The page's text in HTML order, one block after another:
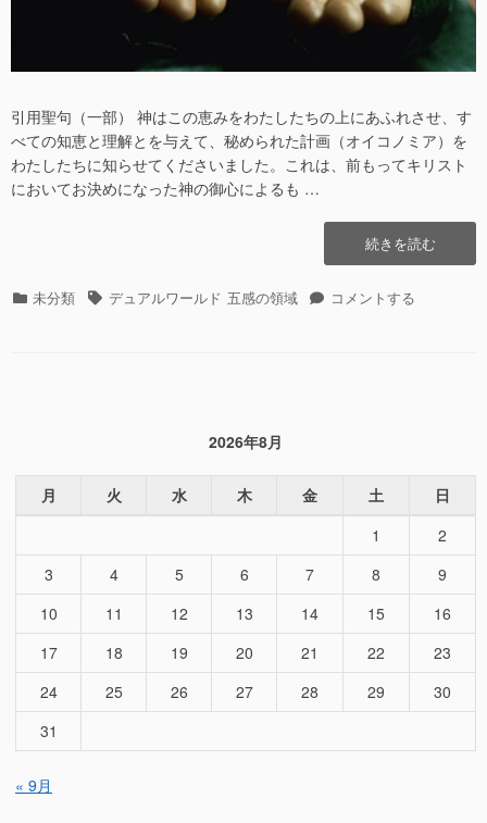
引用聖句（一部） 神はこの恵みをわたしたちの上にあふれさせ、す
べての知恵と理解とを与えて、秘められた計画（オイコノミア）を
わたしたちに知らせてくださいました。これは、前もってキリスト
においてお決めになった神の御心によるも …
“フ
ェ
ス
ワ
ー
ド
に
生
き
る”の
続きを読む
カ 未分類
タ デュアルワールド 五感の領域
フ
ュ
ル
ー
ド
に
コメントする
2026年8月
月 火 水 木 金 土
日
1
2
3
4 5 6 7 8
9
10
11 12 13 14 15
16
17
18 19 20 21 22
23
24
25 26 27 28 29
30
31
« 9月